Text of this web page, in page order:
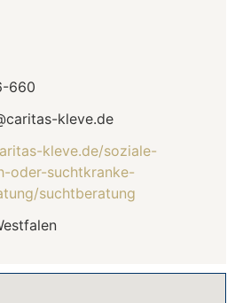
660
kleve.de
kleve.de/soziale-
oder-suchtkranke-
suchtberatung